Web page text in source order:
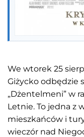
We wtorek 25
Giżycko odbędzie
„Dżentelmeni” w
Letnie. To jedna z
mieszkańców i
wieczór nad